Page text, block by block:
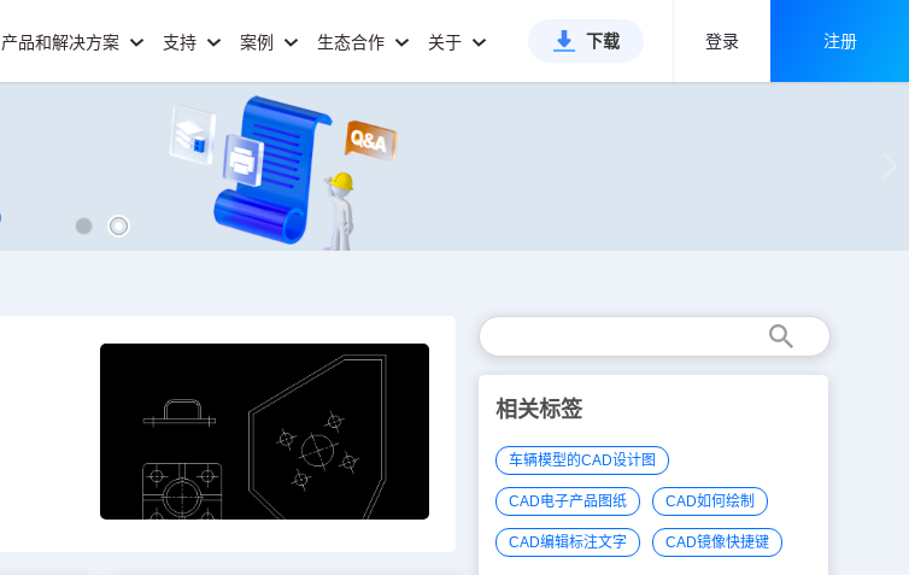
产品和解决方案 支持 案例 生态合作 关于 下载 登录 注册
相关标签
车辆模型的CAD设计图
CAD电子产品图纸 CAD如何绘制
CAD编辑标注文字 CAD镜像快捷键